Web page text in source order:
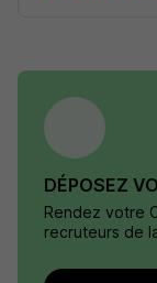
DÉPOSEZ
Rendez votre
recruteurs de